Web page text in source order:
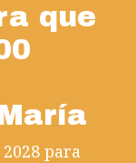
que
para